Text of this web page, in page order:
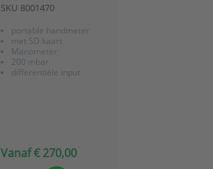
mbar
SKU 8001470
portable handmeter
met SD kaart
Manometer
200 mbar
differentiële input
Vanaf € 270,00